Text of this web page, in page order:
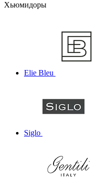
Хьюмидоры
Elie Bleu
Siglo